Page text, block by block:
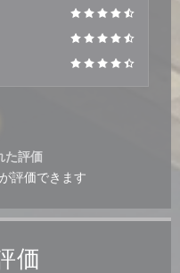
価
た評価
評価できます